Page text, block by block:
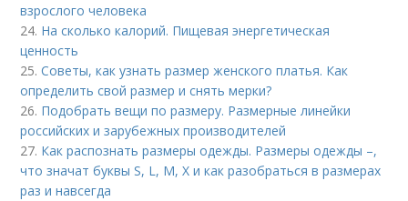
взрослого человека
24. На сколько калорий. Пищевая энергетическая
ценность
25.Советы, как узнать размер женского платья. Как
определить свой размер и снять мерки?
26. Подобрать вещи по размеру. Размерные линейки
российских и зарубежных производителей
27. Как распознать размеры одежды. Размеры одежды –,
что значат буквы S, L, M, X и как разобраться в размерах
раз и навсегда